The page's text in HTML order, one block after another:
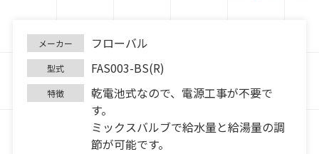
メーカー フローバル
型式 FAS003-BS(R)
特徴
乾電池式なので、電源工事が不要で
す。
ミックスバルブで給水量と給湯量の調
節が可能です。